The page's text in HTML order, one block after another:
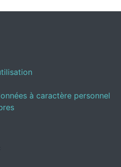
à caractère personnel